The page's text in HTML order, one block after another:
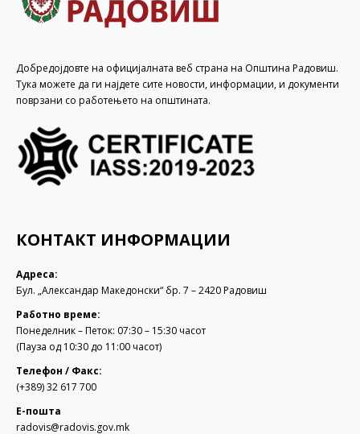
Добредојдовте на официјалната веб страна на Општина Радовиш.
Тука можете да ги најдете сите новости, информации, и документи
поврзани со работењето на општината.
КОНТАКТ ИНФОРМАЦИИ
Адреса:
Бул. „Александар Македонски“ бр. 7 – 2420 Радовиш
Работно време:
Понеделник – Петок: 07:30 – 15:30 часот
(Пауза од 10:30 до 11:00 часот)
Телефон / Факс:
(+389) 32 617 700
Е-пошта
radovis@radovis.gov.mk